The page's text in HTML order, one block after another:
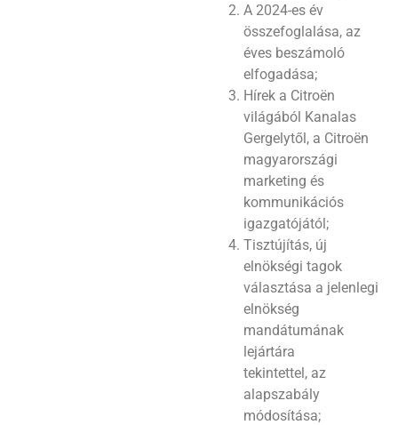
A 2024-es év
összefoglalása, az
éves beszámoló
elfogadása;
Hírek a Citroën
világából Kanalas
Gergelytől, a Citroën
magyarországi
marketing és
kommunikációs
igazgatójától;
Tisztújítás, új
elnökségi tagok
választása a jelenlegi
elnökség
mandátumának
lejártára
tekintettel, az
alapszabály
módosítása;